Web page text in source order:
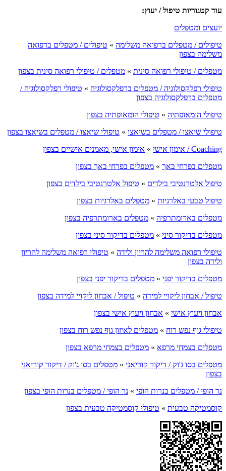
עוד קטגוריות טיפול / יעוץ:
יועצים ומטפלים
טיפולים / מטפלים ברפואה משלימה » טיפולים / מטפלים ברפואה
משלימה בצפון
מטפלים / טיפולי רפואה סינית » מטפלים / טיפולי רפואה סינית בצפון
טיפולי רפלקסולוגיה / מטפלים ברפלקסולוגיה » טיפולי רפלקסולוגיה /
מטפלים ברפלקסולוגיה בצפון
טיפולי הומאופתיה » טיפולי הומאופתיה בצפון
טיפולי שיאצו / מטפלים בשיאצו » טיפולי שיאצו / מטפלים בשיאצו בצפון
Coaching / אימון אישי
» אימון אישי, מאמנים אישיים בצפון
מטפלים בפרחי באך » מטפלים בפרחי באך בצפון
טיפול אלטרנטיבי בילדים » טיפול אלטרנטיבי בילדים בצפון
טיפול טבעי באלרגיות » מטפלים באלרגיות בצפון
מטפלים בארומתרפיה » מטפלים בארומתרפיה בצפון
מטפלים בדיקור סיני » מטפלים בדיקור סיני בצפון
טיפולי רפואה משלימה להריון ולידה » טיפולי רפואה משלימה להריון
ולידה בצפון
מטפלים בדיקור יפני » מטפלים בדיקור יפני בצפון
טיפול / אבחון ליקויי למידה » טיפול / אבחון ליקויי למידה בצפון
אבחון ויעוץ אישי » אבחון ויעוץ אישי בצפון
טיפולי גוף נפש רוח » מטפלים לאיזון גוף נפש רוח בצפון
מטפלים בצמחי מרפא » מטפלים בצמחי מרפא בצפון
מטפלים בסו ג'וק / דיקור קוריאני » מטפלים בסו ג'וק / דיקור קוריאני
בצפון
נר הופי / מטפלים בנרות הופי » נר הופי / מטפלים בנרות הופי בצפון
קוסמטיקה טבעית » טיפולי קוסמטיקה טבעית בצפון